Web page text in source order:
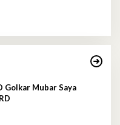
Golkar Mubar Saya